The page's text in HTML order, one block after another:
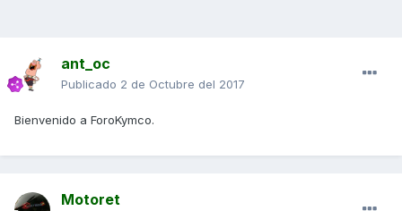
ant_oc
Publicado 2 de Octubre del 2017
Bienvenido a ForoKymco.
Motoret